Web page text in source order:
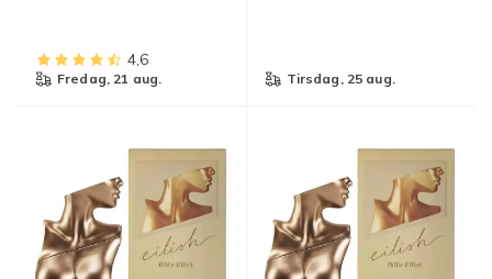
1pc
4,6
fredag, 21 aug. tirsdag, 25 aug.